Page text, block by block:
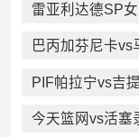
雷亚利达德SP
巴丙加芬尼卡vs
PIF帕拉宁vs吉
今天篮网vs活塞